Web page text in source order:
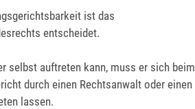
ist das
entscheidet.
selbst auftreten kann, muss er sich beim
durch einen Rechtsanwalt oder einen
lassen.